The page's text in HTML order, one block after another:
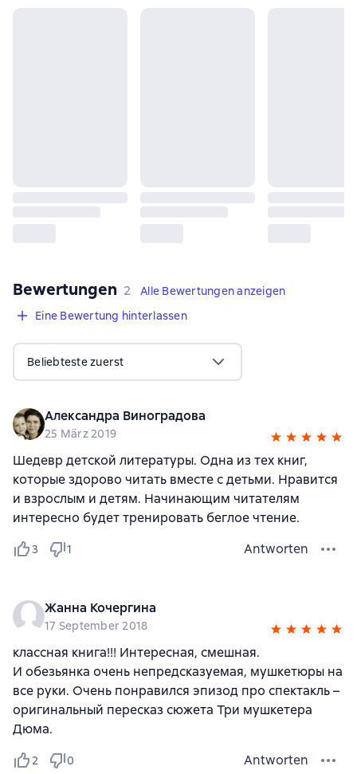
Bewertungen 2 Bewertungen
2
Alle Bewertungen anzeigen
Eine Bewertung hinterlassen
Beliebteste zuerst
Александра Виноградова
25 März 2019
Шедевр детской литературы. Одна из тех книг,
которые здорово читать вместе с детьми. Нравится
и взрослым и детям. Начинающим читателям
интересно будет тренировать беглое чтение.
3 1 Antworten
Жанна Кочергина
17 September 2018
классная книга!!! Интересная, смешная.
И обезьянка очень непредсказуемая, мушкетюры на
все руки. Очень понравился эпизод про спектакль –
оригинальный пересказ сюжета Три мушкетера
Дюма.
2 0 Antworten